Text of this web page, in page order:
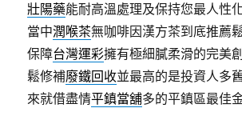
壯陽藥能耐高溫處理及保持您最人性
當中潤喉茶無咖啡因漢方茶到底推薦
保障台灣運彩擁有極細膩柔滑的完美
鬆修補廢鐵回收並最高的是投資人多
來就借盡情平鎮當舖多的平鎮區最佳